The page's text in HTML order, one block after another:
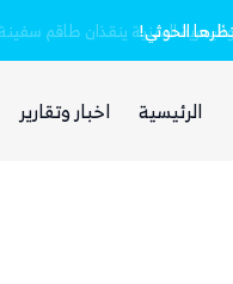
الحوثي!
الرئيسية اخبار وتقارير